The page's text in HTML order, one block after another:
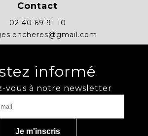
Contact
02 40 69 91 10
informé
vous à notre newsletter